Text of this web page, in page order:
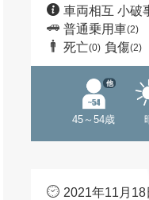
車両相互 小破
普通乗用車(2)
死亡(0) 負傷(2)
45～54歳
他
2021年11月